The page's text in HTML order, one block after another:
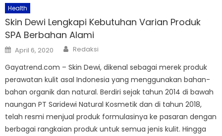
Health
Skin Dewi Lengkapi Kebutuhan Varian Produk
SPA Berbahan Alami
Posted
on
April 6, 2020 Author
Redaksi
Gayatrend.com – Skin Dewi, dikenal sebagai merek produk
perawatan kulit asal Indonesia yang menggunakan bahan-
bahan organik dan natural. Berdiri sejak tahun 2014 di bawah
naungan PT Saridewi Natural Kosmetik dan di tahun 2018,
telah resmi menjual produk formulasinya ke pasaran dengan
berbagai rangkaian produk untuk semua jenis kulit. Hingga